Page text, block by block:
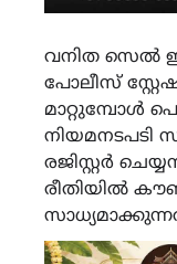
വനിത സെല്‍
പോലീസ്
മാറ്റുമ്പോള്‍
നിയമനടപടി
രജിസ്റ്റര്‍
രീതിയില്‍